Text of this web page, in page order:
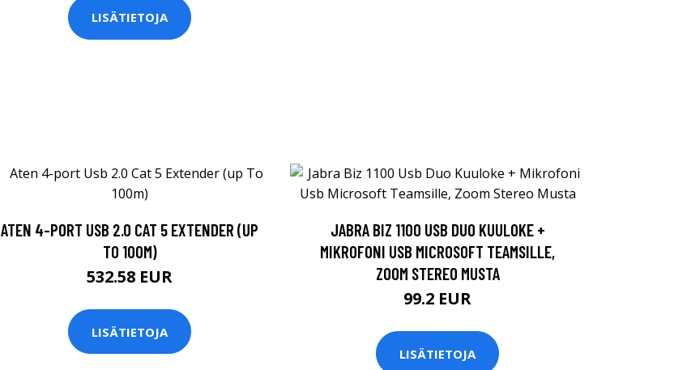
LISÄTIETOJA
ATEN 4-PORT USB 2.0 CAT 5 EXTENDER (UP
TO 100M)
532.58 EUR
LISÄTIETOJA
JABRA BIZ 1100 USB DUO KUULOKE +
MIKROFONI USB MICROSOFT TEAMSILLE,
ZOOM STEREO MUSTA
99.2 EUR
LISÄTIETOJA